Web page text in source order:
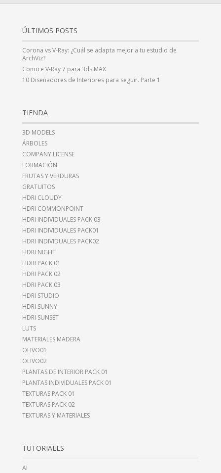
ÚLTIMOS POSTS
Corona vs V-Ray: ¿Cuál se adapta mejor a tu estudio de
ArchViz?
Conoce V-Ray 7 para 3ds MAX
10 Diseñadores de Interiores para seguir. Parte 1
TIENDA
3D MODELS
ÁRBOLES
COMPANY LICENSE
FORMACIÓN
FRUTAS Y VERDURAS
GRATUITOS
HDRI CLOUDY
HDRI COMMONPOINT
HDRI INDIVIDUALES PACK 03
HDRI INDIVIDUALES PACK01
HDRI INDIVIDUALES PACK02
HDRI NIGHT
HDRI PACK 01
HDRI PACK 02
HDRI PACK 03
HDRI STUDIO
HDRI SUNNY
HDRI SUNSET
LUTS
MATERIALES MADERA
OLIVO01
OLIVO02
PLANTAS DE INTERIOR PACK 01
PLANTAS INDIVIDUALES PACK 01
TEXTURAS PACK 01
TEXTURAS PACK 02
TEXTURAS Y MATERIALES
TUTORIALES
AI